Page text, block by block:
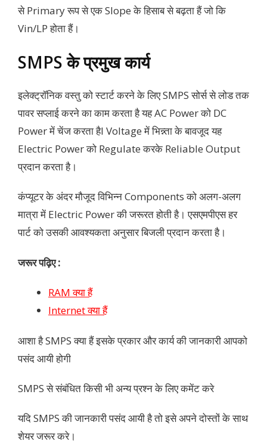
से Primary रूप से एक Slope के हिसाब से बढ़ता हैं जो कि
Vin/LP होता हैं।
SMPS के प्रमुख कार्य
इलेक्ट्रॉनिक वस्तु को स्टार्ट करने के लिए SMPS सोर्स से लोड तक
पावर सप्लाई करने का काम करता है यह AC Power को DC
Power में चेंज करता हैI Voltage में भिन्न्ता के बावजूद यह
Electric Power को Regulate करके Reliable Output
प्रदान करता है।
कंप्यूटर के अंदर मौजूद विभिन्न Components को अलग-अलग
मात्रा में Electric Power की जरूरत होती है। एसएमपीएस हर
पार्ट को उसकी आवश्यकता अनुसार बिजली प्रदान करता है।
जरूर पढ़िए :
RAM क्या हैं
Internet क्या हैं
आशा है SMPS क्या हैं इसके प्रकार और कार्य की जानकारी आपको
पसंद आयी होगी
SMPS से संबंधित किसी भी अन्य प्रश्न के लिए कमेंट करे
यदि SMPS की जानकारी पसंद आयी है तो इसे अपने दोस्तों के साथ
शेयर जरूर करे।